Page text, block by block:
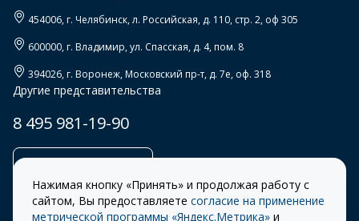
454006, г. Челябинск,л. Российская, д. 110, стр. 2, оф 305
600000, г. Владимир,ул. Спасская, д. 4, пом. 8
394026, г. Воронеж,Московский пр-т, д. 7е, оф. 318
Другие представительства
8 495 981-19-90
Нажимая кнопку «Принять» и продолжая работу с
сайтом, Вы предоставляете согласие на применение
метрической программы «Яндекс.Метрика» и